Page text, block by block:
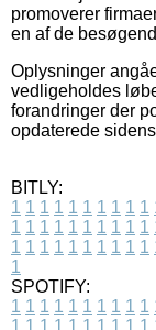
promoverer
en af de
Oplysninger
vedligeholdes
forandringer der
opdaterede
BITLY:
1 1 1 1 1 1 1 1 1 1
1 1 1 1 1 1 1 1 1 1
1 1 1 1 1 1 1 1 1 1
1
SPOTIFY:
1 1 1 1 1 1 1 1 1 1